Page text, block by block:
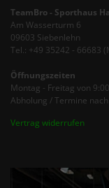
TeamBro - Sporthaus
Am Wasserturm 6
09603 Siebenlehn
Tel.: +49 35242 - 66683
Öffnungszeiten
Montag - Freitag von
Abholung / Termine
Vertrag widerrufen